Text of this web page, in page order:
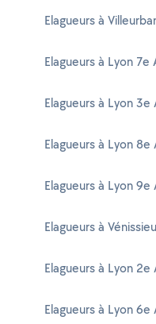
Elagueurs à
Elagueurs à Lyon
Elagueurs à Lyon
Elagueurs à Lyon
Elagueurs à Lyon
Elagueurs à
Elagueurs à Lyon
Elagueurs à Lyon